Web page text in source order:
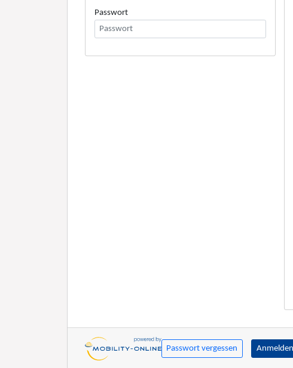
Passwort
Passwort vergessen